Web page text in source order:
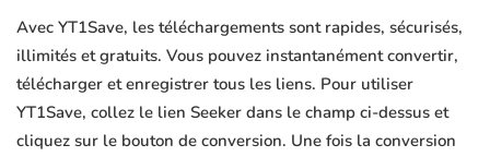
Avec YT1Save, les téléchargements sont rapides, sécurisés,
illimités et gratuits. Vous pouvez instantanément convertir,
télécharger et enregistrer tous les liens. Pour utiliser
YT1Save, collez le lien Seeker dans le champ ci-dessus et
cliquez sur le bouton de conversion. Une fois la conversion